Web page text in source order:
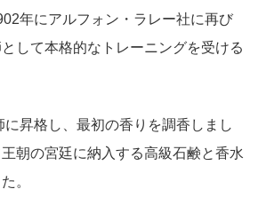
年にアルフォン・ラレー社に再び
して本格的なトレーニングを受ける
昇格し、最初の香りを調香しまし
朝の宮廷に納入する高級石鹸と香水
。